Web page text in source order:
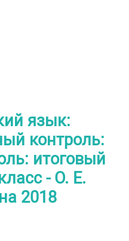
язык:
контроль:
итоговый
- О. Е.
2018